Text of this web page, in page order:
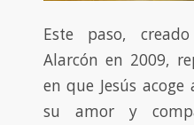
Este paso,
Alarcón en 2009,
en que Jesús
su amor y